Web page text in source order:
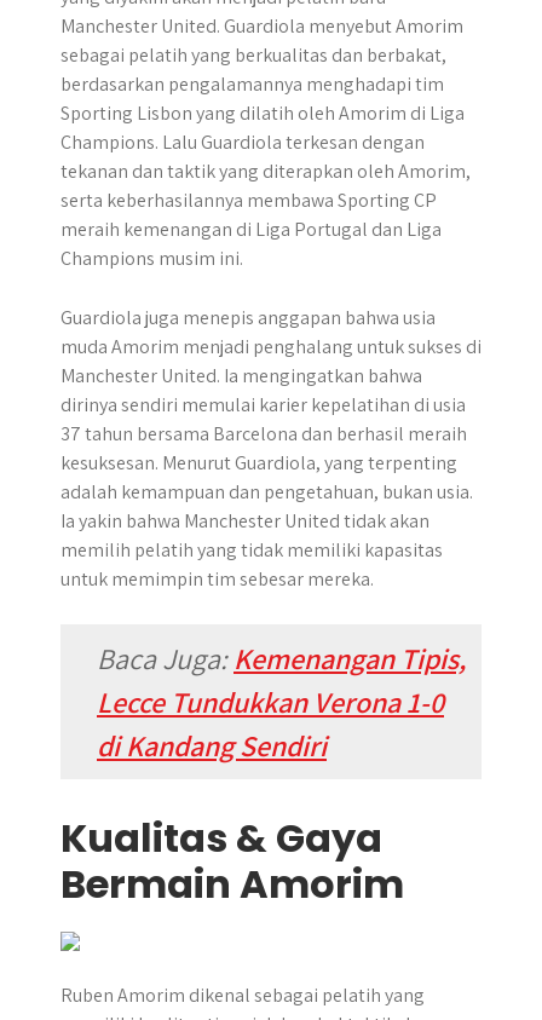
Manchester United. Guardiola menyebut Amorim
sebagai pelatih yang berkualitas dan berbakat,
berdasarkan pengalamannya menghadapi tim
Sporting Lisbon yang dilatih oleh Amorim di Liga
Champions. Lalu Guardiola terkesan dengan
tekanan dan taktik yang diterapkan oleh Amorim,
serta keberhasilannya membawa Sporting CP
meraih kemenangan di Liga Portugal dan Liga
Champions musim ini.
Guardiola juga menepis anggapan bahwa usia
muda Amorim menjadi penghalang untuk sukses di
Manchester United. Ia mengingatkan bahwa
dirinya sendiri memulai karier kepelatihan di usia
37 tahun bersama Barcelona dan berhasil meraih
kesuksesan. Menurut Guardiola, yang terpenting
adalah kemampuan dan pengetahuan, bukan usia.
Ia yakin bahwa Manchester United tidak akan
memilih pelatih yang tidak memiliki kapasitas
untuk memimpin tim sebesar mereka.
Baca Juga:Kemenangan Tipis,
Lecce Tundukkan Verona 1-0
di Kandang Sendiri
Kualitas & Gaya
Bermain Amorim
Ruben Amorim dikenal sebagai pelatih yang